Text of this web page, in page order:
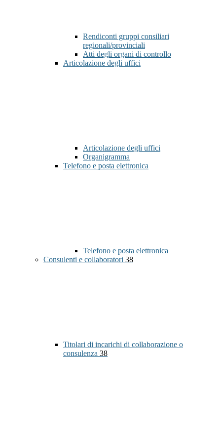
Rendiconti gruppi consiliari
regionali/provinciali
Atti degli organi di controllo
Articolazione degli uffici
Articolazione degli uffici
Organigramma
Telefono e posta elettronica
Telefono e posta elettronica
Consulenti e collaboratori 38
Titolari di incarichi di collaborazione o
consulenza 38